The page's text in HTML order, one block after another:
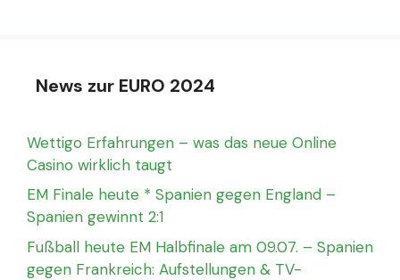
News zur EURO 2024
Wettigo Erfahrungen – was das neue Online
Casino wirklich taugt
EM Finale heute * Spanien gegen England –
Spanien gewinnt 2:1
Fußball heute EM Halbfinale am 09.07. – Spanien
gegen Frankreich: Aufstellungen & TV-